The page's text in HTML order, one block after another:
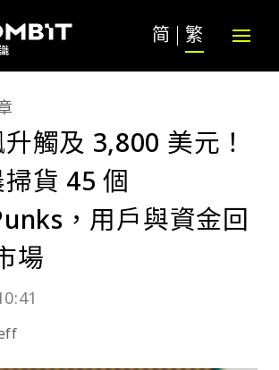
简 繁
觸及 3,800 美元！
貨 45 個
，用戶與資金回
場